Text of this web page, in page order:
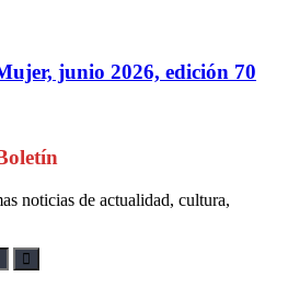
junio 2026, edición 70
noticias de actualidad, cultura,